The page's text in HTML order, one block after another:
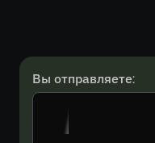
Вы отправляете: